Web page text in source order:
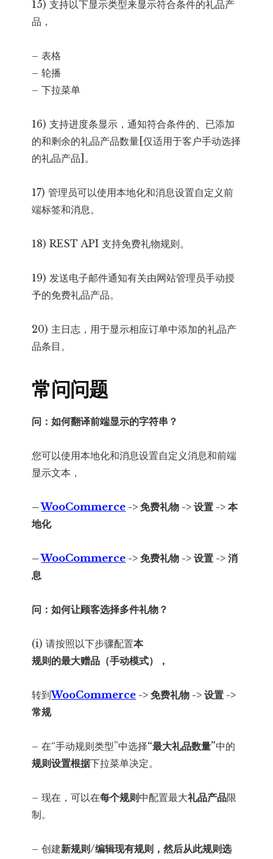
15) 支持以下显示类型来显示符合条件的礼品产
品，
– 表格
– 轮播
– 下拉菜单
16) 支持进度条显示，通知符合条件的、已添加
的和剩余的礼品产品数量[仅适用于客户手动选择
的礼品产品]。
17) 管理员可以使用本地化和消息设置自定义前
端标签和消息。
18) REST API 支持免费礼物规则。
19) 发送电子邮件通知有关由网站管理员手动授
予的免费礼品产品。
20) 主日志，用于显示相应订单中添加的礼品产
品条目。
常问问题
问：如何翻译前端显示的字符串？
您可以使用本地化和消息设置自定义消息和前端
显示文本，
–WooCommerce -> 免费礼物 -> 设置 -> 本
地化
–WooCommerce -> 免费礼物 -> 设置 -> 消
息
问：如何让顾客选择多件礼物？
(i) 请按照以下步骤配置本
规则的最大赠品（手动模式），
转到WooCommerce -> 免费礼物 -> 设置 ->
常规
– 在“手动规则类型”中选择“最大礼品数量”中的
规则设置根据下拉菜单决定。
– 现在，可以在每个规则 中配置最大礼品产品限
制。
– 创建新规则/编辑现有规则，然后从此规则选